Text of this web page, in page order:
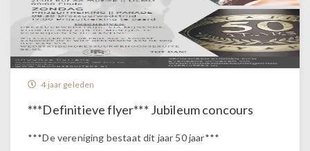
4 jaar geleden
***Definitieve flyer*** Jubileum concours
***De vereniging bestaat dit jaar 50 jaar***